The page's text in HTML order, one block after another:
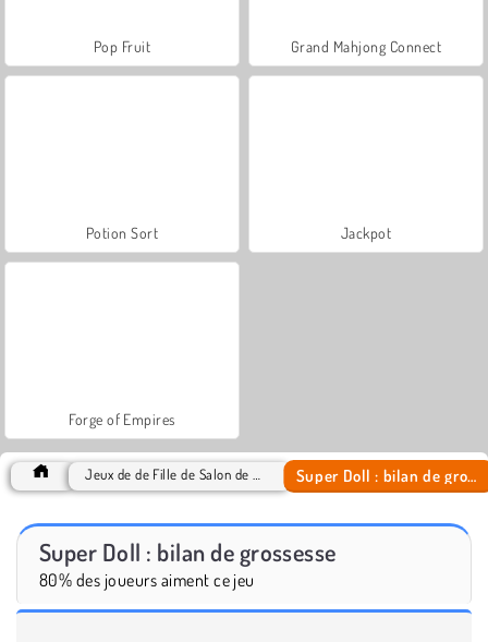
Pop Fruit Grand Mahjong Connect
Potion Sort Jackpot
Forge of Empires
Super Doll : bilan de grossesse
80% des joueurs aiment ce jeu